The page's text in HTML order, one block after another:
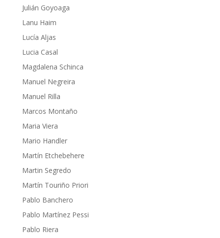
Julián Goyoaga
Lanu Haim
Lucía Aljas
Lucia Casal
Magdalena Schinca
Manuel Negreira
Manuel Rilla
Marcos Montaño
Maria Viera
Mario Handler
Martín Etchebehere
Martin Segredo
Martín Touriño Priori
Pablo Banchero
Pablo Martínez Pessi
Pablo Riera